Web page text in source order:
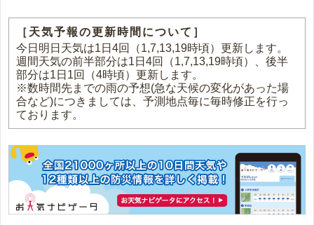
［天気予報の更新時間について］
今日明日天気は1日4回（1,7,13,19時頃）更新します。
週間天気の前半部分は1日4回（1,7,13,19時頃）、後半
部分は1日1回（4時頃）更新します。
※数時間先までの雨の予想(急な天候の変化があった場
合など)につきましては、予測地点毎に毎時修正を行っ
ております。